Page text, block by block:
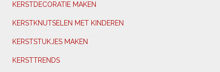
KERSTDECORATIE MAKEN
KERSTKNUTSELEN MET KINDEREN
KERSTSTUKJES MAKEN
KERSTTRENDS